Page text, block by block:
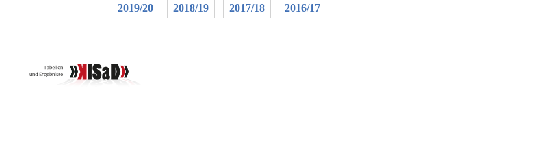
2019/20 2018/19 2017/18 2016/17